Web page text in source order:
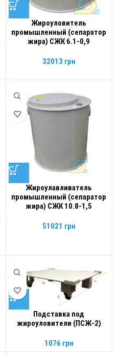
Жироуловитель
промышленный (сепаратор
жира) СЖК 6.1-0,9
32013 грн
Жироулавливатель
промышленный (сепаратор
жира) СЖК 10.8-1,5
51021 грн
Подставка под
жироуловители (ПСЖ-2)
1076 грн